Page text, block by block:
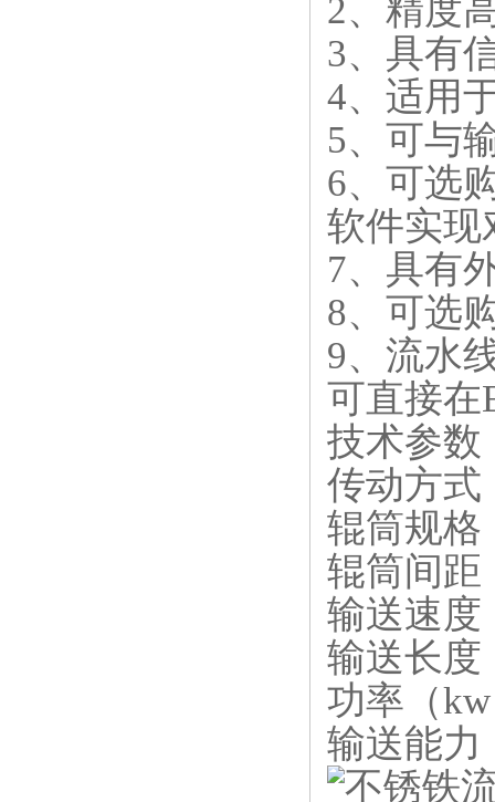
2、精度
3、具有
4、适用
5、可与
6、可选
软件实现
7、具有
8、可选
9、流水
可直接在
技术参数
传动方式
辊筒规格
辊筒间距
输送速度
输送长度
功率（
输送能力